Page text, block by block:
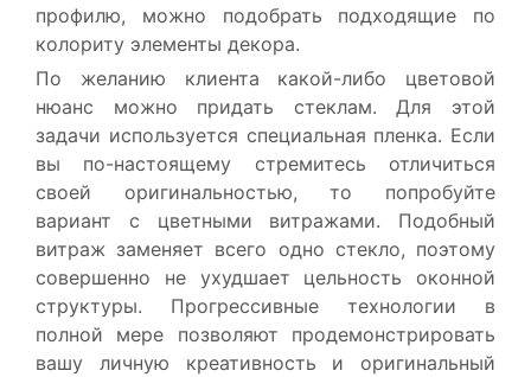
профилю, можно подобрать подходящие по
колориту элементы декора.
По желанию клиента какой-либо цветовой
нюанс можно придать стеклам. Для этой
задачи используется специальная пленка. Если
вы по-настоящему стремитесь отличиться
своей оригинальностью, то попробуйте
вариант с цветными витражами. Подобный
витраж заменяет всего одно стекло, поэтому
совершенно не ухудшает цельность оконной
структуры. Прогрессивные технологии в
полной мере позволяют продемонстрировать
вашу личную креативность и оригинальный